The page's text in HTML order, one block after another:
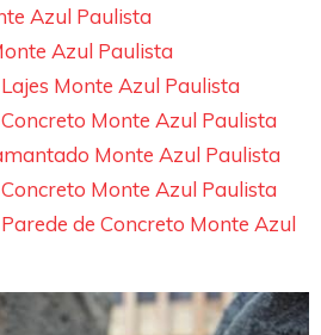
Azul Paulista
Azul Paulista
Monte Azul Paulista
Monte Azul Paulista
Monte Azul Paulista
Monte Azul Paulista
de Concreto Monte Azul